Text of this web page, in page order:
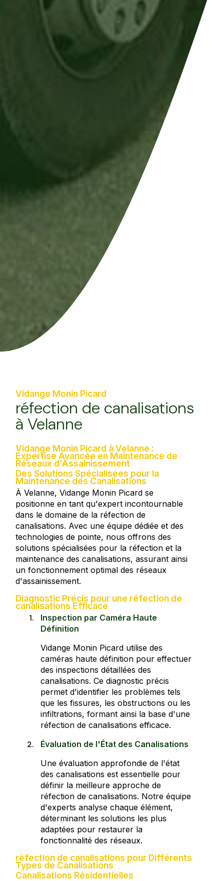
Vidange Monin Picard
réfection de canalisations
à Velanne
Vidange Monin Picard à Velanne :
Expertise Avancée en Maintenance de
Réseaux d'Assainissement
Des Solutions Spécialisées pour la
Maintenance des Canalisations
À Velanne, Vidange Monin Picard se
positionne en tant qu'expert incontournable
dans le domaine de la réfection de
canalisations. Avec une équipe dédiée et des
technologies de pointe, nous offrons des
solutions spécialisées pour la réfection et la
maintenance des canalisations, assurant ainsi
un fonctionnement optimal des réseaux
d'assainissement.
Diagnostic Précis pour une réfection de
canalisations Efficace
Inspection par Caméra Haute
Définition
Vidange Monin Picard utilise des
caméras haute définition pour effectuer
des inspections détaillées des
canalisations. Ce diagnostic précis
permet d'identifier les problèmes tels
que les fissures, les obstructions ou les
infiltrations, formant ainsi la base d'une
réfection de canalisations efficace.
Évaluation de l'État des Canalisations
Une évaluation approfondie de l'état
des canalisations est essentielle pour
définir la meilleure approche de
réfection de canalisations. Notre équipe
d'experts analyse chaque élément,
déterminant les solutions les plus
adaptées pour restaurer la
fonctionnalité des réseaux.
réfection de canalisations pour Différents
Types de Canalisations
Canalisations Résidentielles